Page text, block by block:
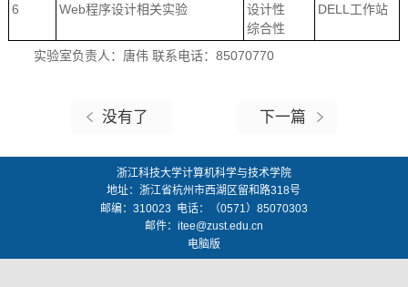
6
Web程序设计相关实验
设计性
综合性
DELL工作站
实验室负责人：唐伟 联系电话：85070770
没有了 下一篇
浙江科技大学计算机科学与技术学院
地址：浙江省杭州市西湖区留和路318号
邮编： 310023 电话：（0571）85070303
邮件： itee@zust.edu.cn
电脑版